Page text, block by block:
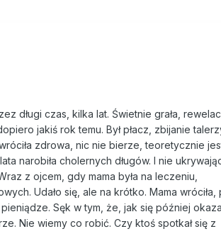
długi czas, kilka lat. Świetnie grała,
jakiś rok temu. Był płacz, zbijanie
zdrowa, nic nie bierze, teoretycznie
narobiła cholernych długów. I nie
z ojcem, gdy mama była na leczeniu,
Udało się, ale na krótko. Mama wróciła,
Sęk w tym, że, jak się później
Nie wiemy co robić. Czy ktoś spotkał się z